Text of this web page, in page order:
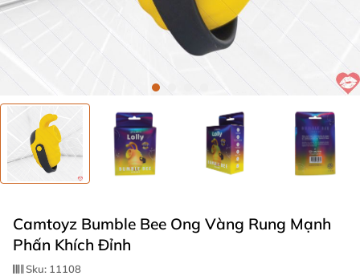
Camtoyz Bumble Bee Ong Vàng Rung Mạnh
Phấn Khích Đỉnh
Sku: 11108